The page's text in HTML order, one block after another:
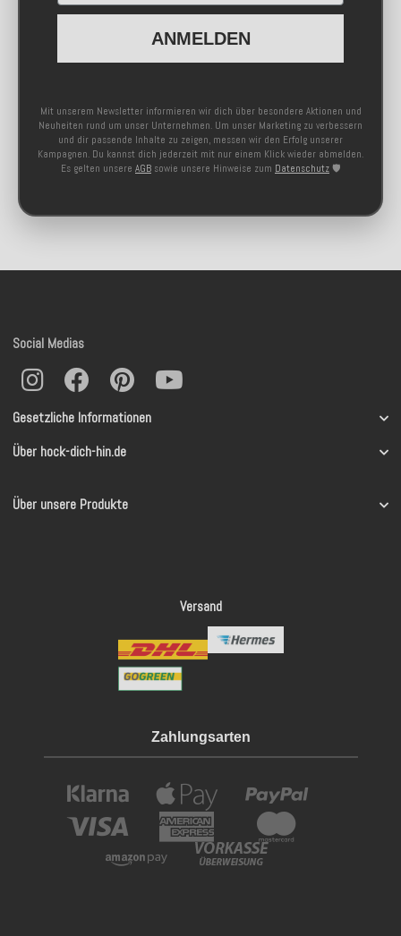
ANMELDEN
Mit unserem Newsletter informieren wir dich über besondere Aktionen und
Neuheiten rund um unser Unternehmen. Um unser Marketing zu verbessern
und dir passende Inhalte zu zeigen, messen wir den Erfolg unserer
Kampagnen. Du kannst dich jederzeit mit nur einem Klick wieder abmelden.
Es gelten unsere AGB sowie unsere Hinweise zum Datenschutz 🛡️
Gesetzliche Informationen
Über hock-dich-hin.de
Über unsere Produkte
Social Medias
Versand
Zahlungsarten